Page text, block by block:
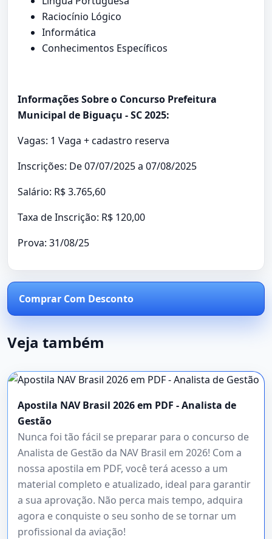
Raciocínio Lógico
Informática
Conhecimentos Específicos
Informações Sobre o Concurso Prefeitura
Municipal de Biguaçu - SC 2025:
Vagas: 1 Vaga + cadastro reserva
Inscrições: De 07/07/2025 a 07/08/2025
Salário: R$ 3.765,60
Taxa de Inscrição: R$ 120,00
Prova: 31/08/25
Comprar Com Desconto
Veja também
Apostila NAV Brasil 2026 em PDF - Analista de
Gestão
Nunca foi tão fácil se preparar para o concurso de
Analista de Gestão da NAV Brasil em 2026! Com a
nossa apostila em PDF, você terá acesso a um
material completo e atualizado, ideal para garantir
a sua aprovação. Não perca mais tempo, adquira
agora e conquiste o seu sonho de se tornar um
profissional da aviação!